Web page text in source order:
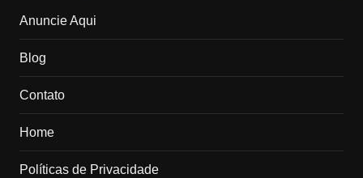
Anuncie Aqui
Blog
Contato
Home
Políticas de Privacidade